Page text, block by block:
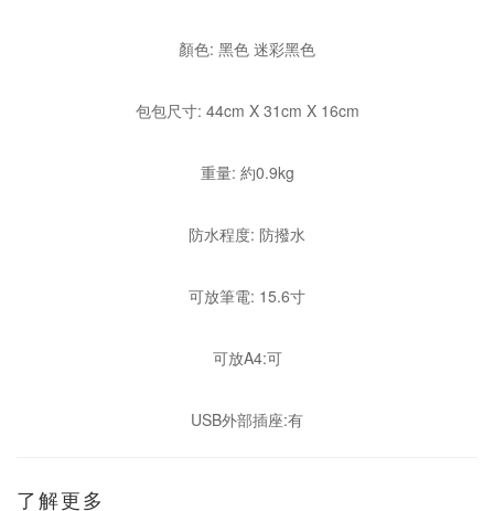
顏色: 黑色 迷彩黑色
包包尺寸: 44cm X 31cm X 16cm
重量: 約0.9kg
防水程度: 防撥水
可放筆電: 15.6寸
可放A4:可
USB外部插座:有
了解更多